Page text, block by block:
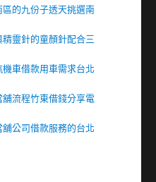
的九份子透天挑選南
靈針的童顏針配合三
車借款用車需求台北
流程竹東借錢分享電
公司借款服務的台北